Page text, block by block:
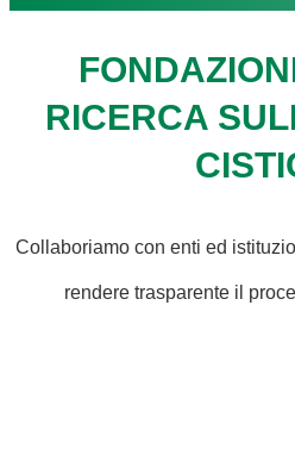
RICERCA
Collaboriamo con enti ed
rendere trasparente il